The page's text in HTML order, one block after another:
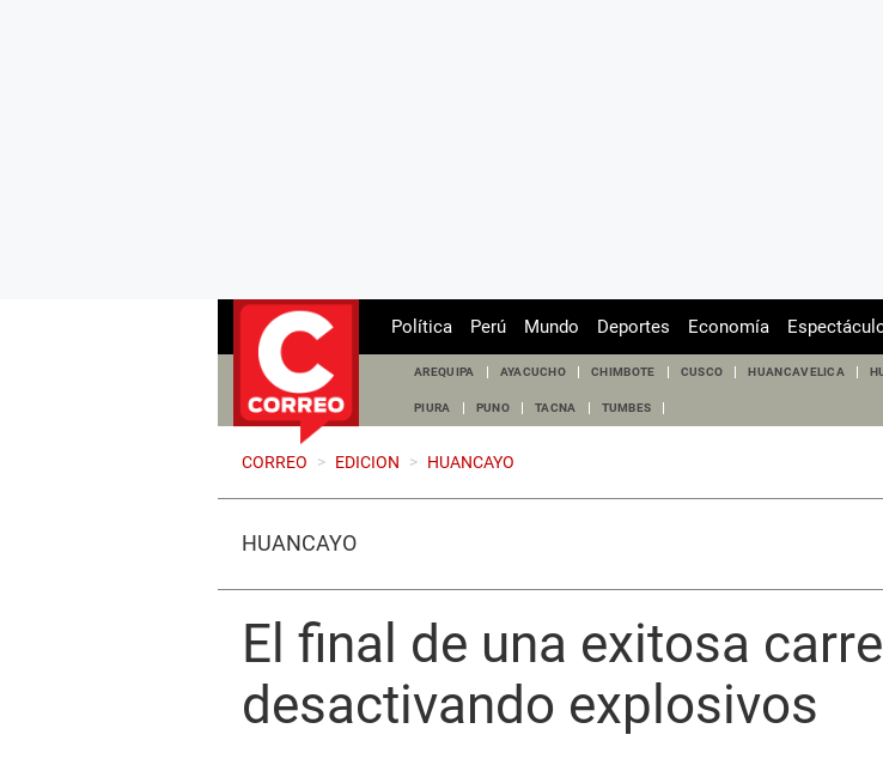
Política Perú Mundo Deportes Economía
AREQUIPA AYACUCHO CHIMBOTE CUSCO HUANCAVELICA
PIURA PUNO TACNA TUMBES
CORREO > EDICION > HUANCAYO
HUANCAYO
El final de una exitosa
desactivando explosivos